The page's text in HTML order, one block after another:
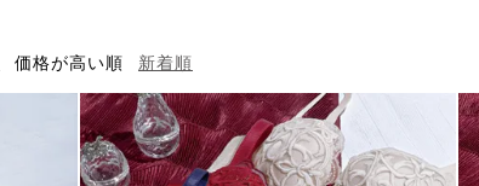
価格が高い順 新着順